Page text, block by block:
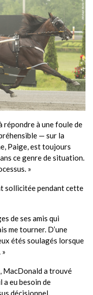
répondre à une foule de
— sur la
Paige, est toujours
ce genre de situation.
»
sollicitée pendant cette
de ses amis qui
me tourner. D’une
étés soulagés lorsque
MacDonald a trouvé
eu besoin de
décisionnel.